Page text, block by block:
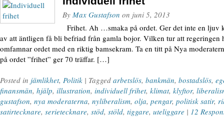
By Max Gustafson on juni 5, 2013
Frihet. Ah …smaka på ordet. Ger det inte en ljuv
av att äntligen få bli befriad från gamla bojor. Vilken tur att regeringen
omfamnar ordet med en riktig bamsekram. Ta en titt på Nya
på ordet ”frihet” ger 70 träffar. […]
Posted in jämlikhet, Politik | Tagged arbetslös, bankmän, bostadslös,
finansmän, hjälp, illustration, individuell frihet, klimat, klyftor,
gustafson, nya moderaterna, nyliberalism, olja, pengar, politisk satir,
satirtecknare, serietecknare, stöd, stöld, tiggare, uteliggare | 12